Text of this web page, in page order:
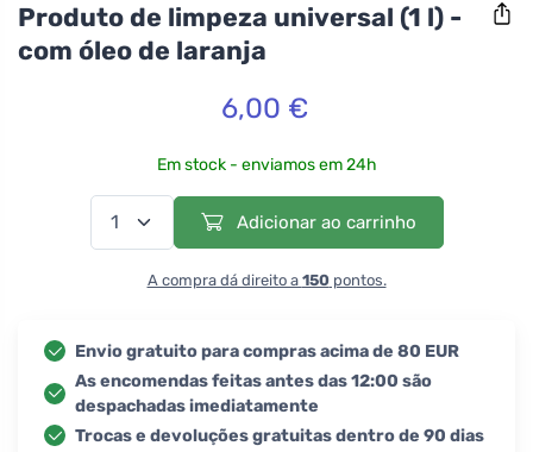
Produto de limpeza universal (1 l) -
com óleo de laranja
6,00 €
Em stock - enviamos em 24h
Adicionar ao carrinho
A compra dá direito a 150pontos.
Envio gratuito para compras acima de 80 EUR
As encomendas feitas antes das 12:00 são
despachadas imediatamente
Trocas e devoluções gratuitas dentro de 90 dias